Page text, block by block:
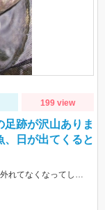
199 view
跡が沢山ありま
日が出てくると